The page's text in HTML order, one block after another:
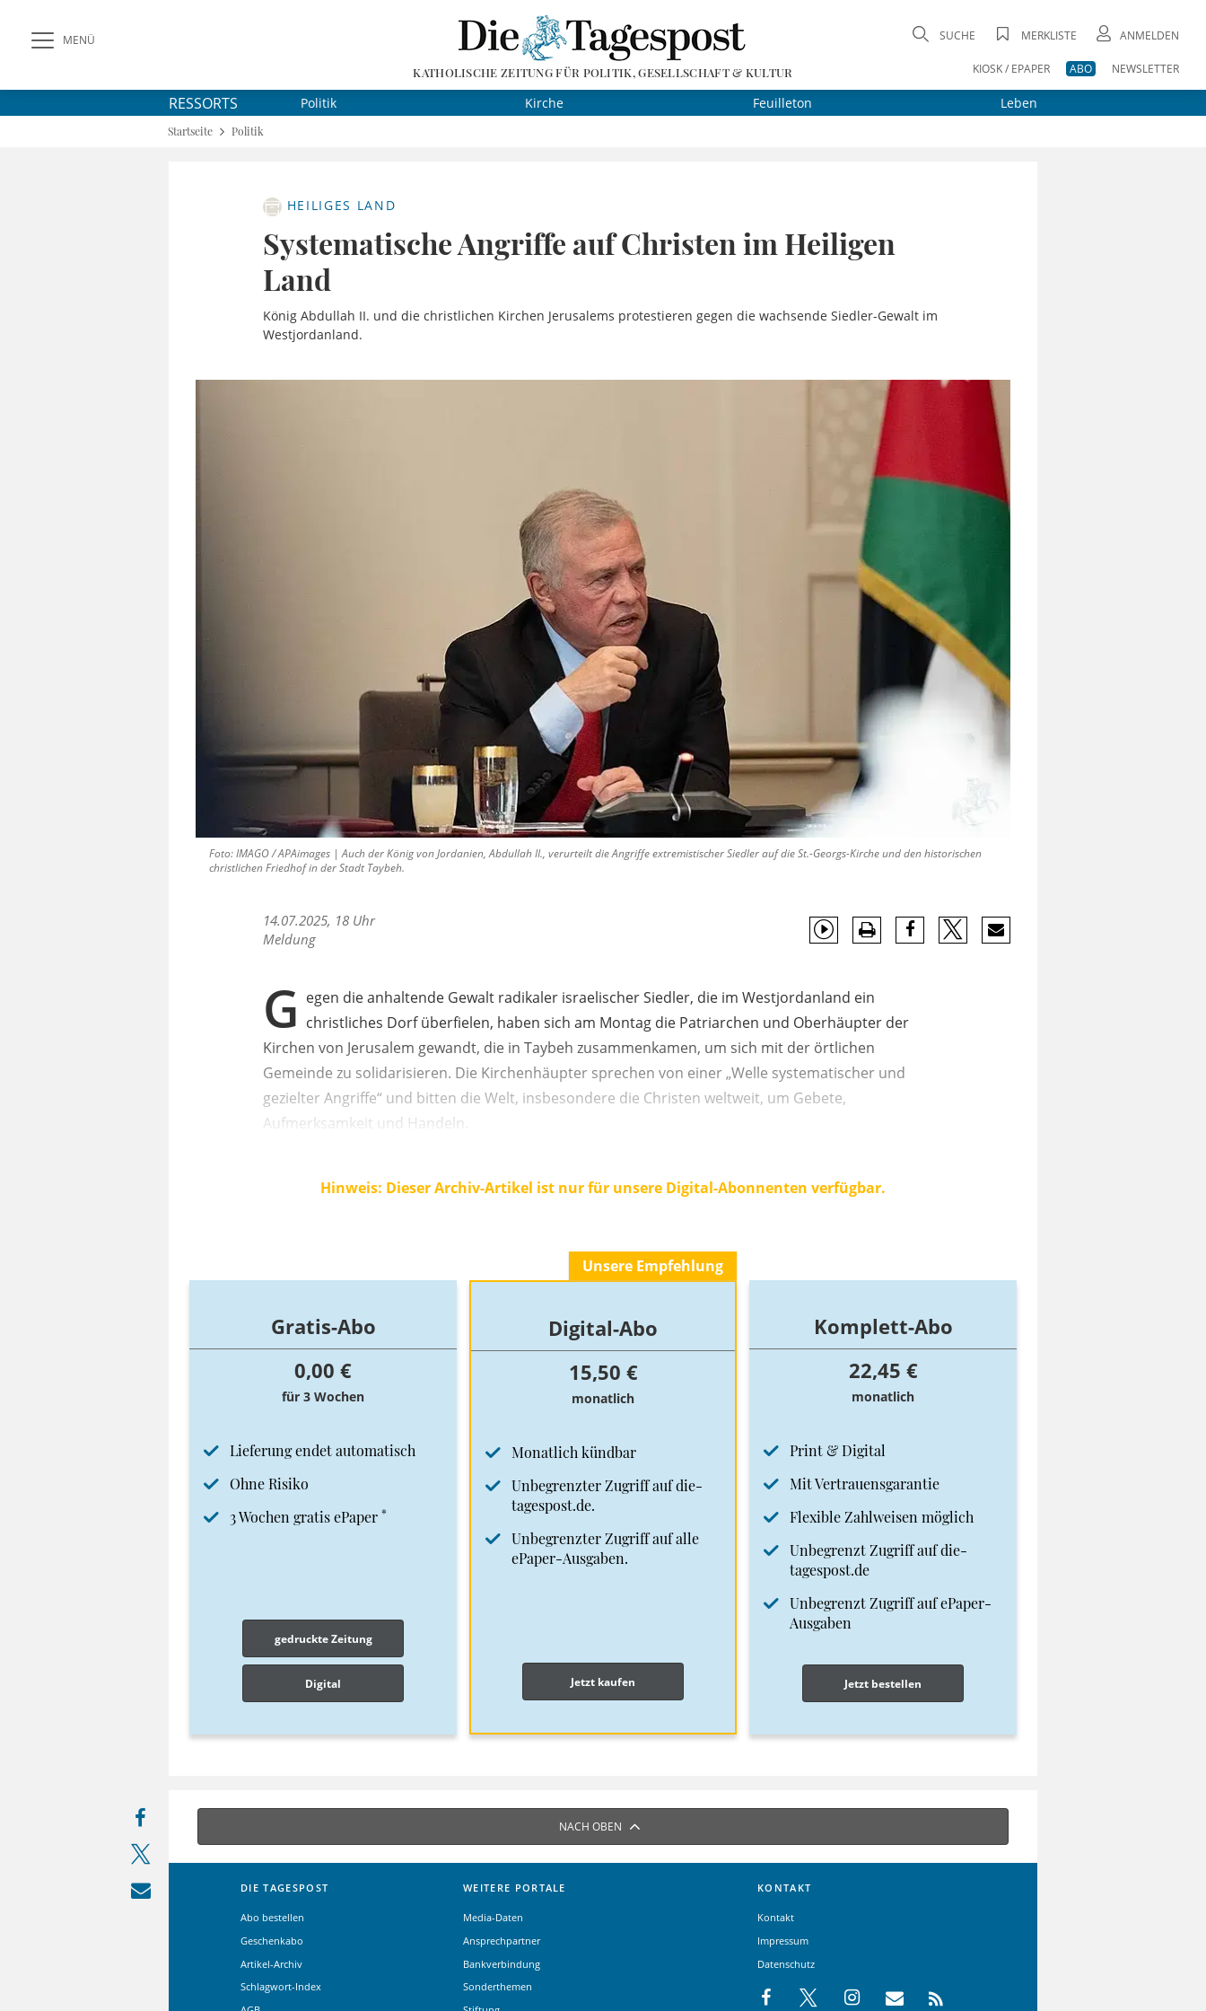
MENÜ
KATHOLISCHE ZEITUNG FÜR POLITIK, GESELLSCHAFT & KULTUR
SUCHE MERKLISTE ANMELDEN
KIOSK / EPAPER ABO NEWSLETTER
RESSORTS Politik Kirche Feuilleton Leben
Startseite Politik
HEILIGES LAND
Systematische Angriffe auf Christen im Heiligen
Land
König Abdullah II. und die christlichen Kirchen Jerusalems protestieren gegen die wachsende Siedler-Gewalt im
Westjordanland.
Foto: IMAGO / APAimages | Auch der König von Jordanien, Abdullah II., verurteilt die Angriffe extremistischer Siedler auf die St.-Georgs-Kirche und den historischen
christlichen Friedhof in der Stadt Taybeh.
14.07.2025, 18 Uhr
Meldung
G egen die anhaltende Gewalt radikaler israelischer Siedler, die im Westjordanland ein
christliches Dorf überfielen, haben sich am Montag die Patriarchen und Oberhäupter der
Kirchen von Jerusalem gewandt, die in Taybeh zusammenkamen, um sich mit der örtlichen
Gemeinde zu solidarisieren. Die Kirchenhäupter sprechen von einer „Welle systematischer und
gezielter Angriffe“ und bitten die Welt, insbesondere die Christen weltweit, um Gebete,
Aufmerksamkeit und Handeln.
Hinweis: Dieser Archiv-Artikel ist nur für unsere Digital-Abonnenten verfügbar.
Gratis-Abo
0,00 €
für 3 Wochen
Lieferung endet automatisch
Ohne Risiko
3 Wochen gratis ePaper *
gedruckte Zeitung
Digital
Unsere Empfehlung
Digital-Abo
15,50 €
monatlich
Monatlich kündbar
Unbegrenzter Zugriff auf die-
tagespost.de.
Unbegrenzter Zugriff auf alle
ePaper-Ausgaben.
Jetzt kaufen
Komplett-Abo
22,45 €
monatlich
Print & Digital
Mit Vertrauensgarantie
Flexible Zahlweisen möglich
Unbegrenzt Zugriff auf die-
tagespost.de
Unbegrenzt Zugriff auf ePaper-
Ausgaben
Jetzt bestellen
NACH OBEN
DIE TAGESPOST
Abo bestellen
Geschenkabo
Artikel-Archiv
Schlagwort-Index
WEITERE PORTALE
Media-Daten
Ansprechpartner
Bankverbindung
Sonderthemen
KONTAKT
Kontakt
Impressum
Datenschutz